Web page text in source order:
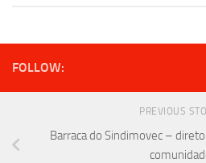
FOLLOW:
PREVIOUS
Barraca do Sindimovec –